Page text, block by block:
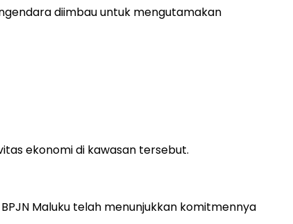
diimbau untuk mengutamakan
ekonomi di kawasan tersebut.
Maluku telah menunjukkan komitmennya